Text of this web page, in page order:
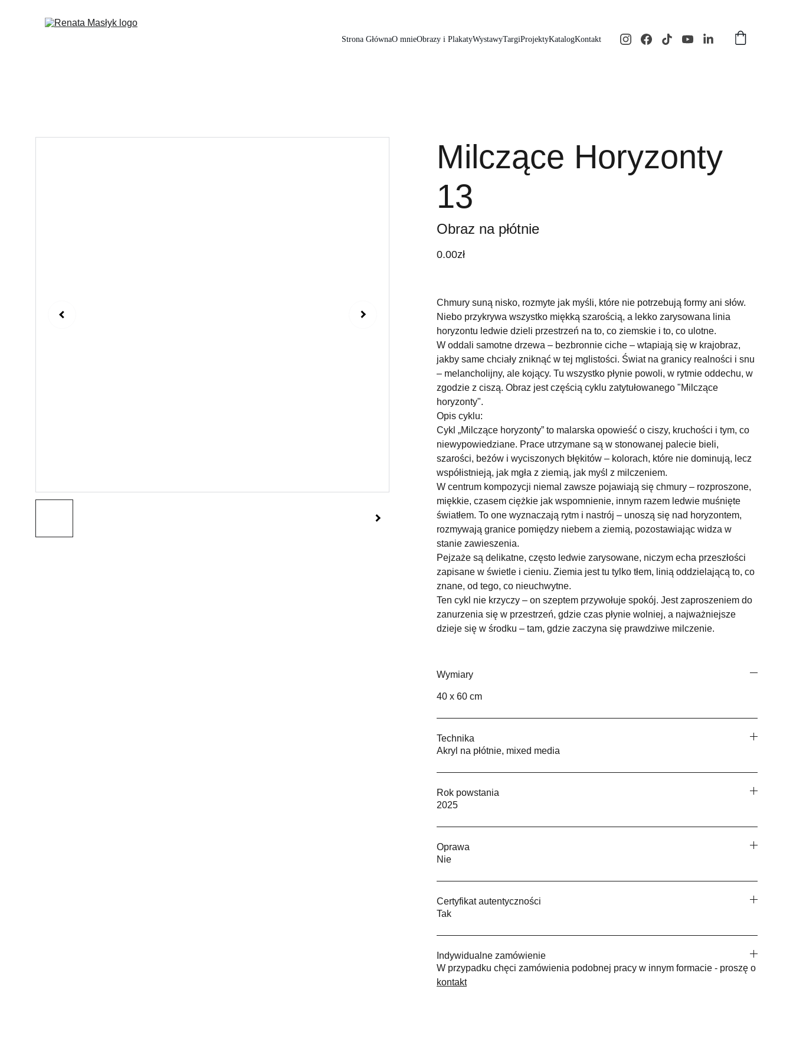
Strona GłównaO mnieObrazy i PlakatyWystawyTargiProjektyKatalogKontakt
Milczące Horyzonty
13
Obraz na płótnie
0.00zł
Chmury suną nisko, rozmyte jak myśli, które nie potrzebują formy ani słów.
Niebo przykrywa wszystko miękką szarością, a lekko zarysowana linia
horyzontu ledwie dzieli przestrzeń na to, co ziemskie i to, co ulotne.
W oddali samotne drzewa – bezbronnie ciche – wtapiają się w krajobraz,
jakby same chciały zniknąć w tej mglistości. Świat na granicy realności i snu
– melancholijny, ale kojący. Tu wszystko płynie powoli, w rytmie oddechu, w
zgodzie z ciszą. Obraz jest częścią cyklu zatytułowanego "Milczące
horyzonty".
Opis cyklu:
Cykl „Milczące horyzonty” to malarska opowieść o ciszy, kruchości i tym, co
niewypowiedziane. Prace utrzymane są w stonowanej palecie bieli,
szarości, beżów i wyciszonych błękitów – kolorach, które nie dominują, lecz
współistnieją, jak mgła z ziemią, jak myśl z milczeniem.
W centrum kompozycji niemal zawsze pojawiają się chmury – rozproszone,
miękkie, czasem ciężkie jak wspomnienie, innym razem ledwie muśnięte
światłem. To one wyznaczają rytm i nastrój – unoszą się nad horyzontem,
rozmywają granice pomiędzy niebem a ziemią, pozostawiając widza w
stanie zawieszenia.
Pejzaże są delikatne, często ledwie zarysowane, niczym echa przeszłości
zapisane w świetle i cieniu. Ziemia jest tu tylko tłem, linią oddzielającą to, co
znane, od tego, co nieuchwytne.
Ten cykl nie krzyczy – on szeptem przywołuje spokój. Jest zaproszeniem do
zanurzenia się w przestrzeń, gdzie czas płynie wolniej, a najważniejsze
dzieje się w środku – tam, gdzie zaczyna się prawdziwe milczenie.
Wymiary
40 x 60 cm
Technika
Akryl na płótnie, mixed media
Rok powstania
2025
Oprawa
Nie
Certyfikat autentyczności
Tak
Indywidualne zamówienie
W przypadku chęci zamówienia podobnej pracy w innym formacie - proszę o
kontakt